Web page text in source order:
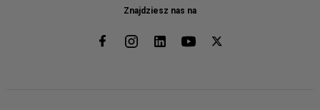
Znajdziesz nas na